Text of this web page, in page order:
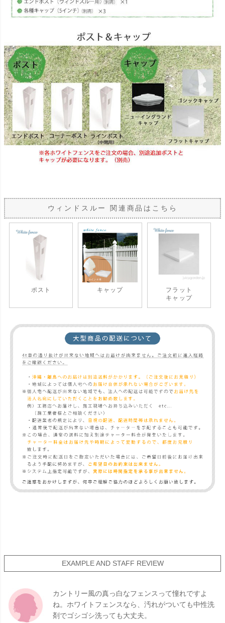
ウィンドスルー 関連商品はこちら
ポスト キャップ
フラット
キャップ
EXAMPLE AND STAFF REVIEW
カントリー風の真っ白なフェンスって憧れですよ
ね。ホワイトフェンスなら、汚れがついても中性洗
剤でゴシゴシ洗っても大丈夫。